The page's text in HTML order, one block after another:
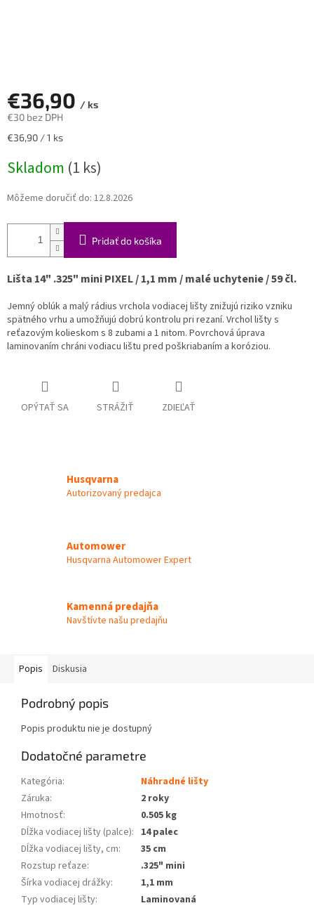
€36,90 / ks
€30 bez DPH
Jednotková
€36,90 / 1 ks
Skladom (1 ks)
Môžeme doručiť do: 12.8.2026
Pridať do košíka
Lišta 14" .325" mini PIXEL / 1,1 mm / malé uchytenie / 59 čl.
Jemný oblúk a malý rádius vrchola vodiacej lišty znižujú riziko vzniku
spätného vrhu a umožňujú dobrú kontrolu pri rezaní. Vrchol lišty s
reťazovým kolieskom s 8 zubami a 1 nitom. Povrchová úprava
laminovaním chráni vodiacu lištu pred poškriabaním a koróziou.
OPÝTAŤ SA STRÁŽIŤ ZDIEĽAŤ
Husqvarna
Autorizovaný predajca
Automower
Husqvarna Automower Expert
Kamenná predajňa
Navštívte našu predajňu
Popis Diskusia
Podrobný popis
Popis produktu nie je dostupný
Dodatočné parametre
Kategória:
Náhradné lišty
Záruka:
2 roky
Hmotnosť:
0.505 kg
Dĺžka vodiacej lišty (palce): 14 palec
Dĺžka vodiacej lišty, cm:
35 cm
Rozstup reťaze:
.325" mini
Šírka vodiacej drážky:
1,1 mm
Typ vodiacej lišty:
Laminovaná